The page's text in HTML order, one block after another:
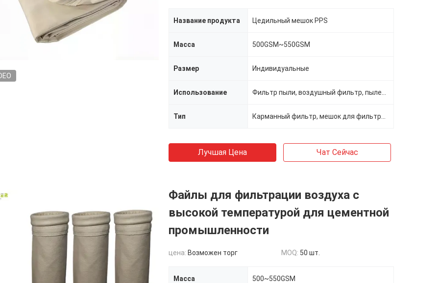
Название продукта Цедильный мешок PPS
Масса 500GSM~550GSM
Размер Индивидуальные
Использование
Тип
Лучшая Цена Чат Сейчас
Файлы для фильтрации воздуха с
высокой температурой для цементной
промышленности
цена: Возможен торг MOQ: 50 шт.
Масса 500~550GSM